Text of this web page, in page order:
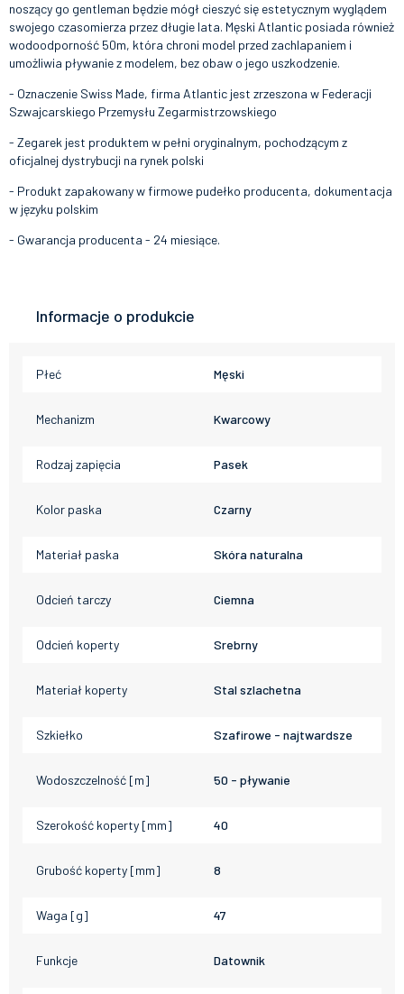
noszący go gentleman będzie mógł cieszyć się estetycznym wyglądem
swojego czasomierza przez długie lata. Męski Atlantic posiada również
wodoodporność 50m, która chroni model przed zachlapaniem i
umożliwia pływanie z modelem, bez obaw o jego uszkodzenie.
- Oznaczenie Swiss Made, firma Atlantic jest zrzeszona w Federacji
Szwajcarskiego Przemysłu Zegarmistrzowskiego
- Zegarek jest produktem w pełni oryginalnym, pochodzącym z
oficjalnej dystrybucji na rynek polski
- Produkt zapakowany w firmowe pudełko producenta, dokumentacja
w języku polskim
- Gwarancja producenta - 24 miesiące.
Informacje o produkcie
Płeć Męski
Mechanizm Kwarcowy
Rodzaj zapięcia Pasek
Kolor paska Czarny
Materiał paska Skóra naturalna
Odcień tarczy Ciemna
Odcień koperty Srebrny
Materiał koperty Stal szlachetna
Szkiełko Szafirowe - najtwardsze
Wodoszczelność [m] 50 - pływanie
Szerokość koperty [mm] 40
Grubość koperty [mm] 8
Waga [g] 47
Funkcje Datownik